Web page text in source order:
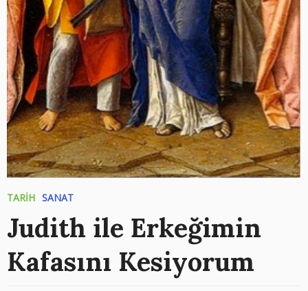
TARİH SANAT
Judith ile Erkeğimin
Kafasını Kesiyorum